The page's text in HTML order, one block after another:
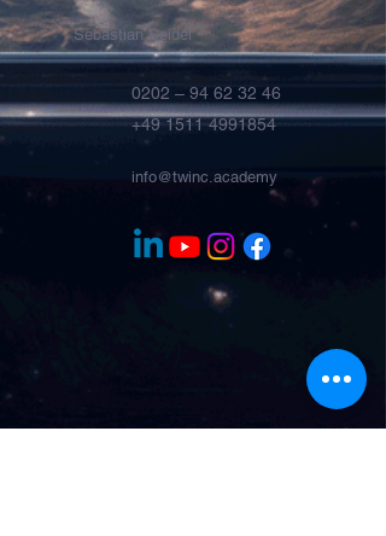
Sebastian Seidel
0202 – 94 62 32 46
+49 1511 4991854
info@twinc.academy